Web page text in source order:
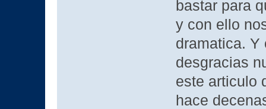
bastar para
y con ello
dramatica. Y
desgracias
este articulo
hace